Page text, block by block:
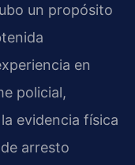
un propósito
en
policial,
evidencia física
arresto